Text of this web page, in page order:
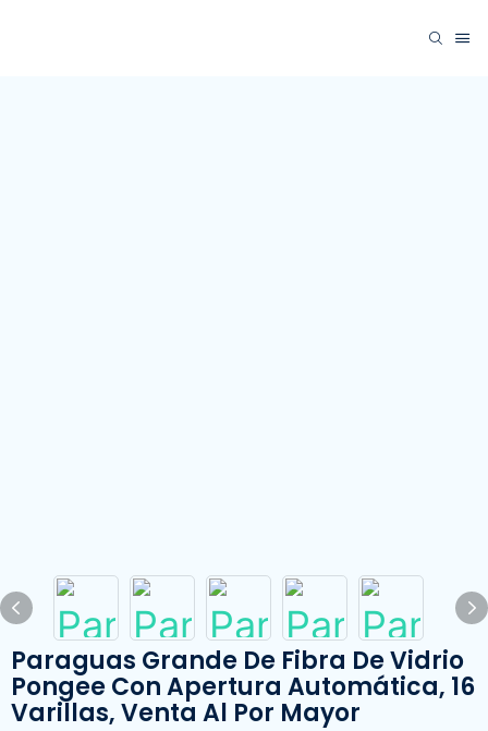
Paraguas Grande De Fibra De Vidrio
Pongee Con Apertura Automática, 16
Varillas, Venta Al Por Mayor